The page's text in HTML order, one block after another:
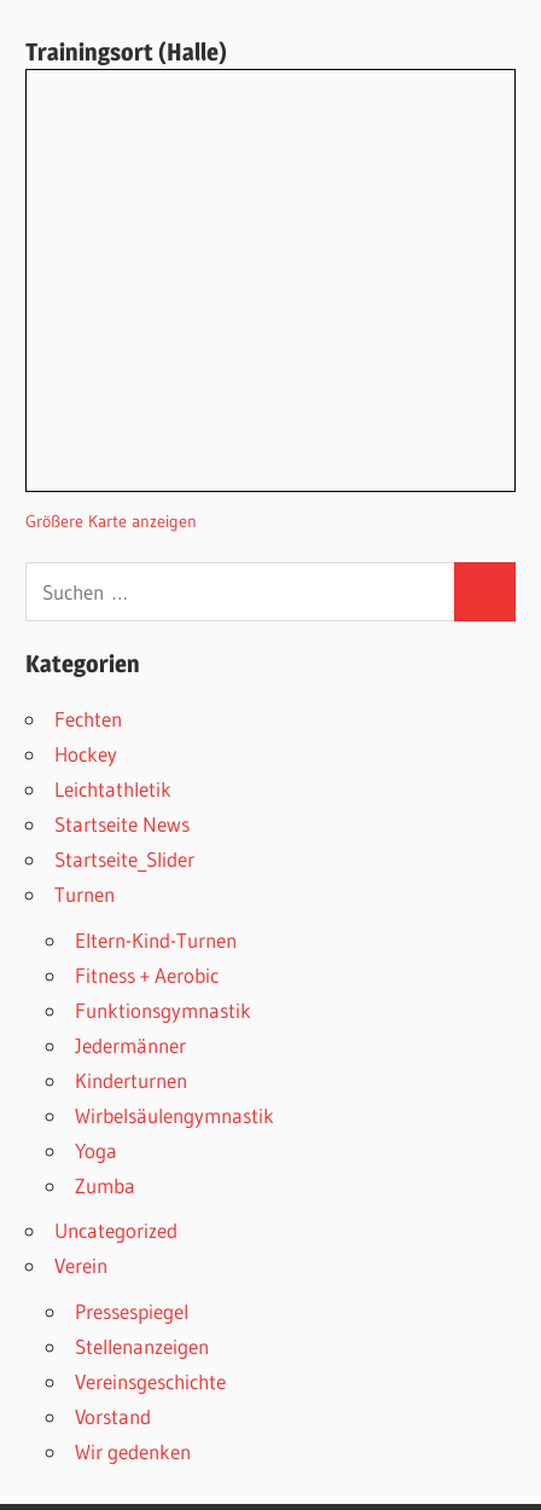
Trainingsort (Halle)
Größere Karte anzeigen
Suchen
nach:
Kategorien
Fechten
Hockey
Leichtathletik
Startseite News
Startseite_Slider
Turnen
Eltern-Kind-Turnen
Fitness + Aerobic
Funktionsgymnastik
Jedermänner
Kinderturnen
Wirbelsäulengymnastik
Yoga
Zumba
Uncategorized
Verein
Pressespiegel
Stellenanzeigen
Vereinsgeschichte
Vorstand
Wir gedenken